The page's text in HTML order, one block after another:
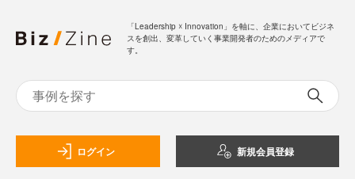
「Leadership ☓ Innovation」を軸に、企業においてビジネ
スを創出、変革していく事業開発者のためのメディアで
す。
ログイン 新規会員登録